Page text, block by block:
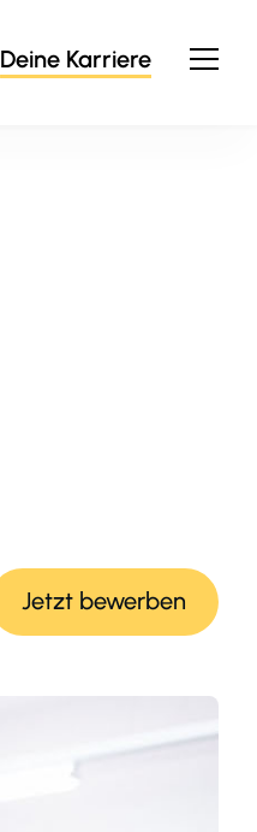
Deine Karriere
Jetzt bewerben